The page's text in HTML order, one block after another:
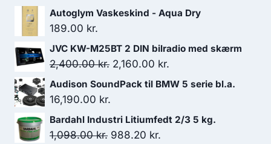
999.00 kr..889.00 kr..
Autoglym Vaskeskind - Aqua Dry
189.00 kr.
JVC KW-M25BT 2 DIN bilradio med skærm
2,400.00kr. Den
oprindelige
2,400.00 kr..
2,160.00 kr.
aktuelle
2,160.00 kr..
Audison SoundPack til BMW 5 serie bl.a.
16,190.00 kr.
Bardahl Industri Litiumfedt 2/3 5 kg.
1,098.00kr. Den
988.20 kr.